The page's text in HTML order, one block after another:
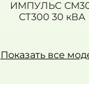
ИМПУЛЬС
СТ300 30 кВА
Показать все